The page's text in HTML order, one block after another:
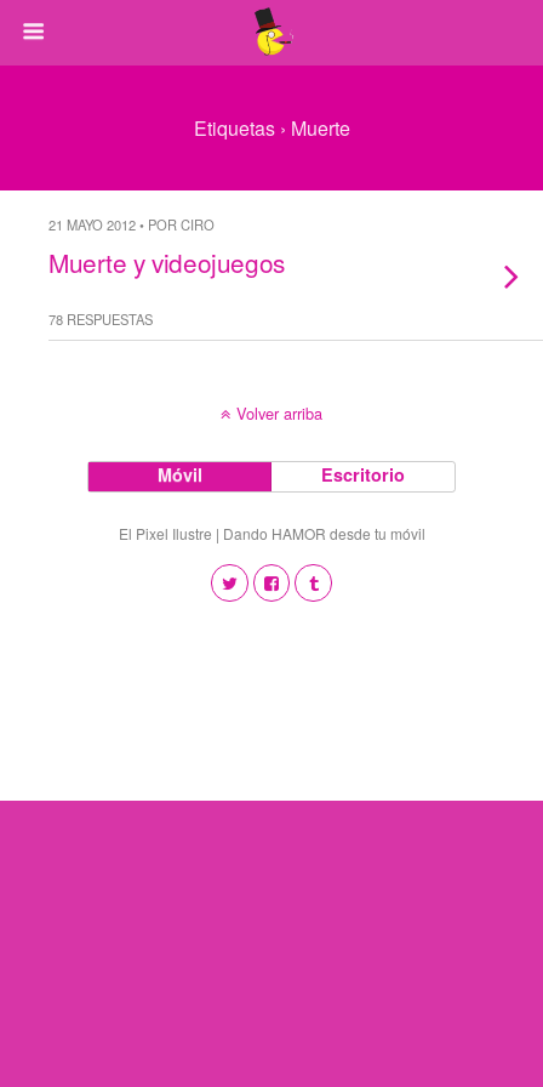
Etiquetas › Muerte
21 MAYO 2012 • POR CIRO
Muerte y videojuegos
78 RESPUESTAS
Volver arriba
Móvil Escritorio
El Pixel Ilustre | Dando HAMOR desde tu móvil